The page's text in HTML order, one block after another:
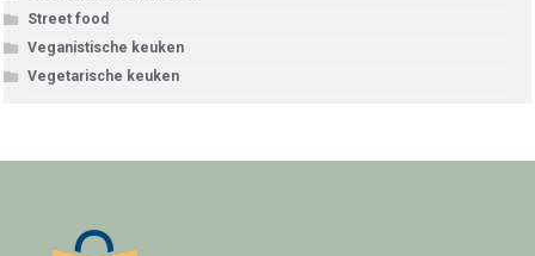
Street food
Veganistische keuken
Vegetarische keuken